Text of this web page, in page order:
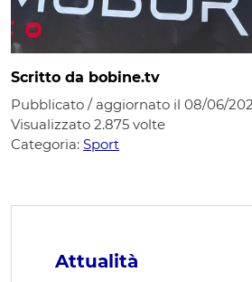
Scritto da bobine.tv
Pubblicato / aggiornato il 08/06/
Visualizzato 2.875 volte
Categoria: Sport
Attualità